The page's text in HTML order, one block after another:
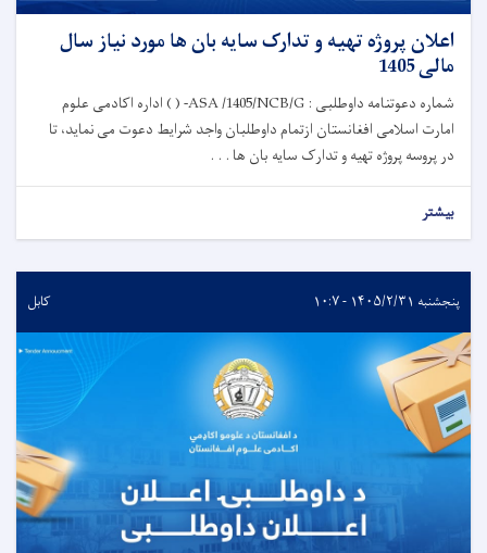
اعلان پروژه تهیه و تدارک سایه بان ها مورد نیاز سال
مالی 1405
شماره دعوتنامه داوطلبی : ASA /1405/NCB/G- ( ) اداره اکادمی علوم
امارت اسلامی افغانستان ازتمام داوطلبان واجد شرایط دعوت می نماید، تا
در پروسه پروژه تهیه و تدارک سایه بان ها . . .
بیشتر
پنجشنبه ۱۴۰۵/۲/۳۱ - ۱۰:۷ کابل